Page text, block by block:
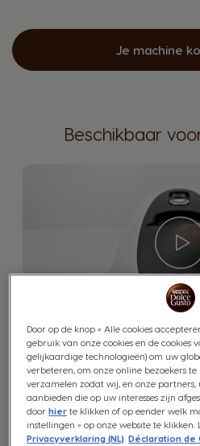
Je machine
Beschikbaar
Hoe stel ik mijn
machine snel in?
Door op de knop « Alle cookies
gebruik van onze cookies en de cookies
gelijkaardige technologieën) om uw
verbeteren, om onze online bezoekers
verzamelen zodat wij, en onze partners,
aanbieden die op uw interesses zijn
doorhier te klikken of op eender welk
instellingen » op onze website te klikken.
Privacyverklaring (NL) Déclaration de